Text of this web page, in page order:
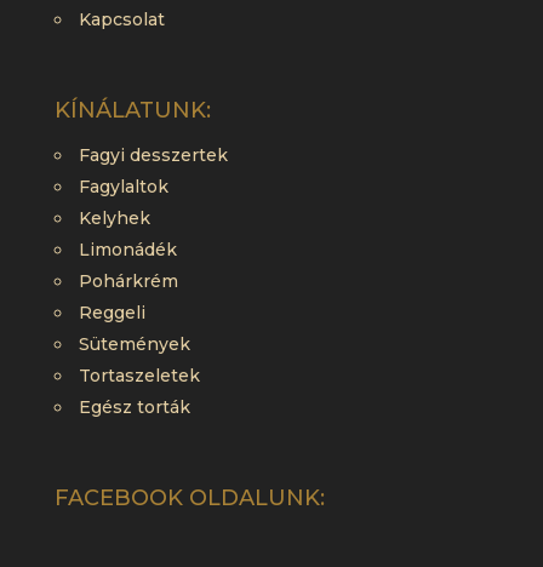
Kapcsolat
KÍNÁLATUNK:
Fagyi desszertek
Fagylaltok
Kelyhek
Limonádék
Pohárkrém
Reggeli
Sütemények
Tortaszeletek
Egész torták
FACEBOOK OLDALUNK: